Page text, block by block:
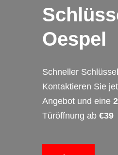
Oespel
Schneller
Kontaktieren Sie
Angebot und eine
Türöffnung ab €39